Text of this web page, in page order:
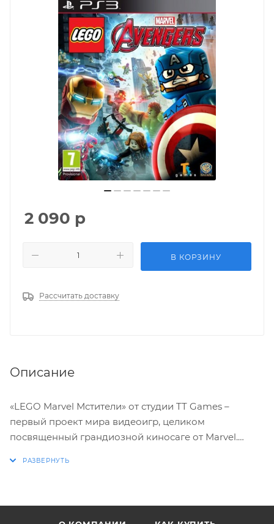
2 090 р
В КОРЗИНУ
Рассчитать доставку
Описание
«LEGO Marvel Мстители» от студии TT Games –
первый проект мира видеоигр, целиком
посвященный грандиозной киносаге от Marvel.